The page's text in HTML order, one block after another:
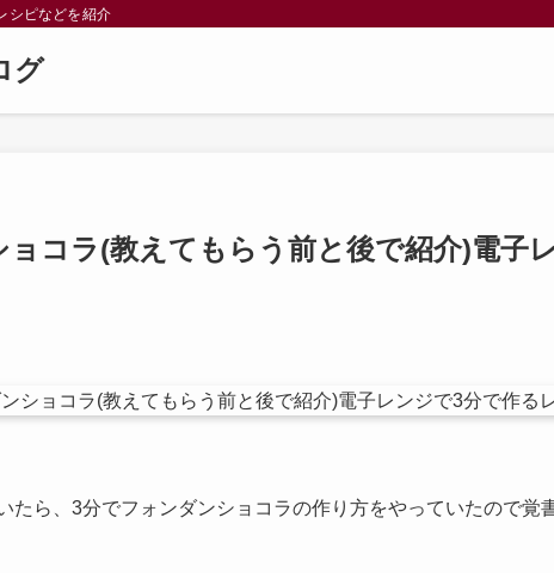
シピなどを紹介
グ
ョコラ(教えてもらう前と後で紹介)電子
たら、3分でフォンダンショコラの作り方をやっていたので覚